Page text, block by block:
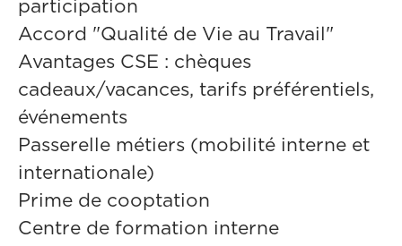
participation
Accord "Qualité de Vie au Travail"
Avantages CSE : chèques
cadeaux/vacances, tarifs préférentiels,
événements
Passerelle métiers (mobilité interne et
internationale)
Prime de cooptation
Centre de formation interne